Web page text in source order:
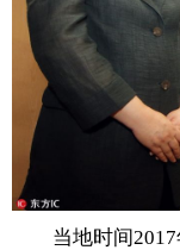
旅游
新华电视中文
当地时间2017